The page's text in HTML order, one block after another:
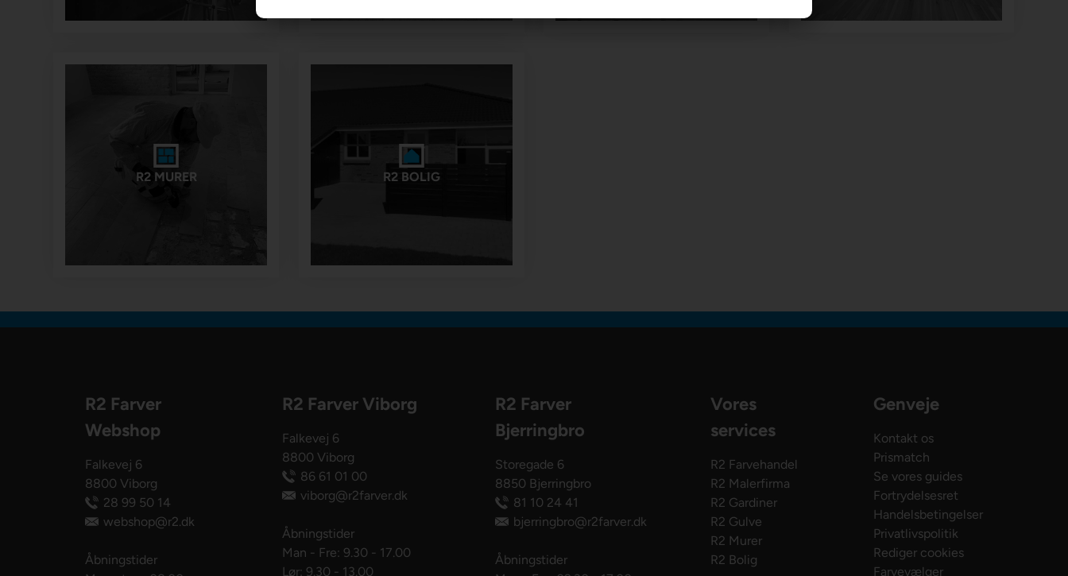
R2 MURER R2 BOLIG
R2 Farver
Webshop
Falkevej 6
8800 Viborg
28 99 50 14
webshop@r2.dk
Åbningstider
R2 Farver Viborg
Falkevej 6
8800 Viborg
86 61 01 00
viborg@r2farver.dk
Åbningstider
Man - Fre: 9.30 - 17.00
Lør: 9.30 - 13.00
R2 Farver
Bjerringbro
Storegade 6
8850 Bjerringbro
81 10 24 41
bjerringbro@r2farver.dk
Åbningstider
Vores
services
R2 Farvehandel
R2 Malerfirma
R2 Gardiner
R2 Gulve
R2 Murer
R2 Bolig
Genveje
Kontakt os
Prismatch
Se vores guides
Fortrydelsesret
Handelsbetingelser
Privatlivspolitik
Rediger cookies
Farvevælger